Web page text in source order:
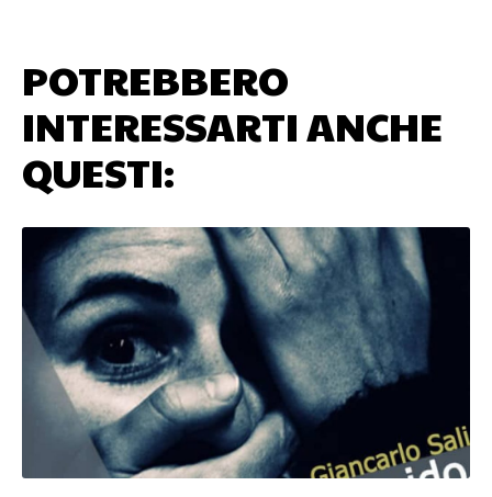
POTREBBERO
INTERESSARTI ANCHE
QUESTI: